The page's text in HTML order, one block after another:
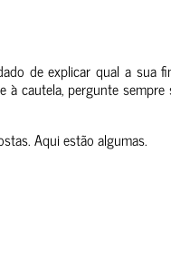
de explicar qual a sua
cautela, pergunte
Aqui estão algumas.